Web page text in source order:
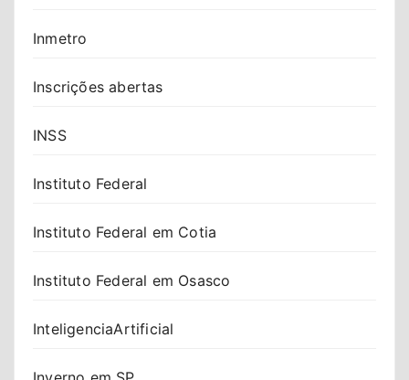
Inmetro
Inscrições abertas
INSS
Instituto Federal
Instituto Federal em Cotia
Instituto Federal em Osasco
InteligenciaArtificial